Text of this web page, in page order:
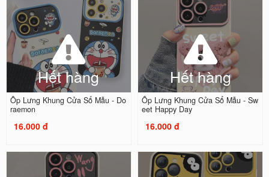
Hết hàng
Ốp Lưng Khung Cửa Sổ Mẫu - Do
raemon
16.000 đ
Hết hàng
Ốp Lưng Khung Cửa Sổ Mẫu - Sw
eet Happy Day
16.000 đ